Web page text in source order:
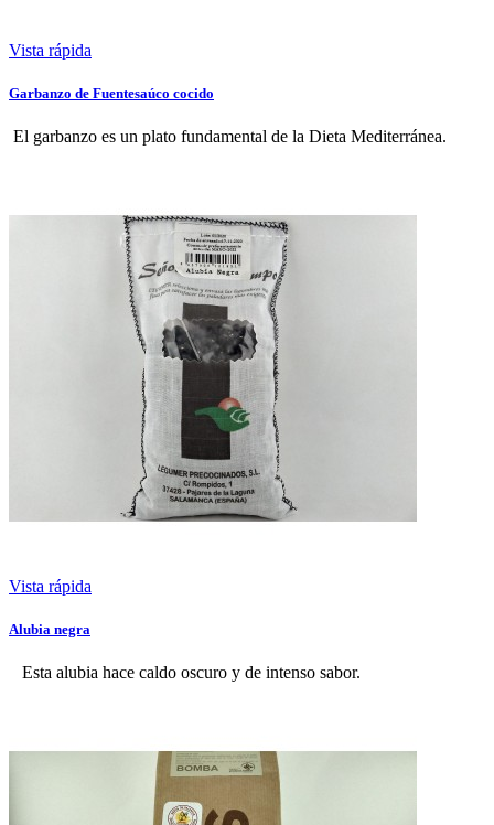
Vista rápida
Garbanzo de Fuentesaúco cocido
El garbanzo es un plato fundamental de la Dieta Mediterránea.
Vista rápida
Alubia negra
Esta alubia hace caldo oscuro y de intenso sabor.